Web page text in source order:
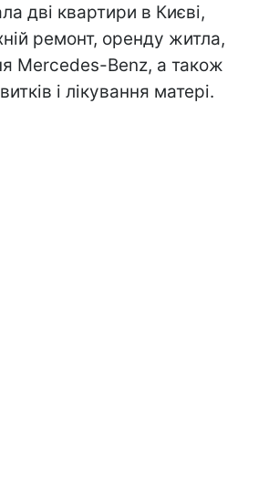
дві квартири в Києві,
ремонт, оренду житла,
Mercedes-Benz, а також
і лікування матері.